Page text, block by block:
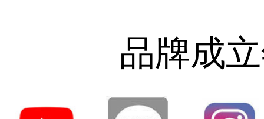
品牌成